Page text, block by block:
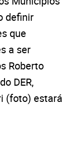
definir
que
a ser
Roberto
DER,
(foto) estará